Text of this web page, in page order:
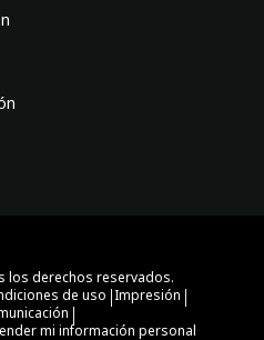
los derechos reservados.
de uso |Impresión |
|
mi información personal